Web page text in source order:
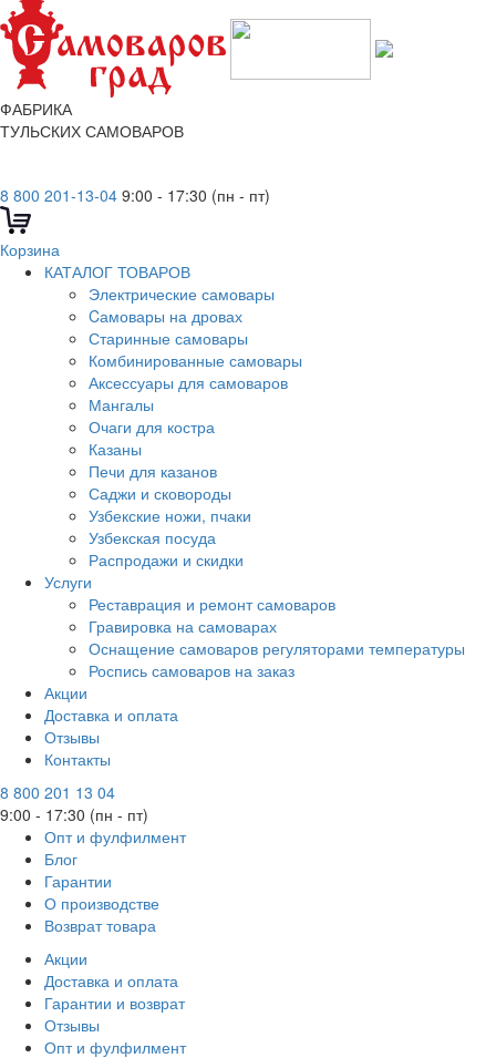
ФАБРИКА
ТУЛЬСКИХ САМОВАРОВ
8 800 201-13-04 9:00 - 17:30 (пн - пт)
Корзина
КАТАЛОГ ТОВАРОВ
Электрические самовары
Cамовары на дровах
Старинные самовары
Комбинированные самовары
Аксессуары для самоваров
Мангалы
Очаги для костра
Казаны
Печи для казанов
Саджи и сковороды
Узбекские ножи, пчаки
Узбекская посуда
Распродажи и скидки
Услуги
Реставрация и ремонт самоваров
Гравировка на самоварах
Оснащение самоваров регуляторами температуры
Роспись самоваров на заказ
Акции
Доставка и оплата
Отзывы
Контакты
8 800 201 13 04
9:00 - 17:30 (пн - пт)
Опт и фулфилмент
Блог
Гарантии
О производстве
Возврат товара
Акции
Доставка и оплата
Гарантии и возврат
Отзывы
Опт и фулфилмент